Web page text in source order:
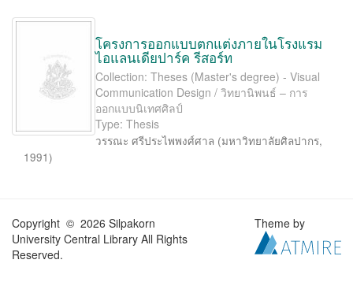
โครงการออกแบบตกแต่งภายในโรงแรม
ไอแลนเดียปาร์ค รีสอร์ท
Collection: Theses (Master's degree) - Visual
Communication Design / วิทยานิพนธ์ – การ
ออกแบบนิเทศศิลป์
Type: Thesis
วรรณะ ศรีประไพพงศ์ศาล (มหาวิทยาลัยศิลปากร,
1991)
Copyright © 2026 Silpakorn
University Central Library All Rights
Reserved.
Theme by